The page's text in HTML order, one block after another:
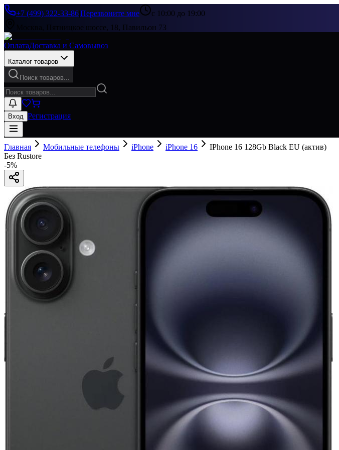
+7 (499) 322-33-86|Перезвоните мне
с 10:00 до 19:00
Москва, Пятницкое шоссе, 18, Павильон 73
ОплатаДоставка и Самовывоз
Каталог товаров
Поиск товаров...
Вход Регистрация
Главная Мобильные телефоны iPhone iPhone 16
IPhone 16 128Gb Black EU (актив)
Без Rustore
-5%